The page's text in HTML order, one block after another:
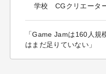
学校 CGクリエータ
「Game Jamは160人規
はまだ足りていない」